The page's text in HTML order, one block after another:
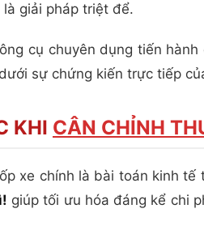
là giải pháp triệt để.
cụ chuyên dụng tiến
sự chứng kiến trực tiếp
KHI CÂN CHỈNH
xe chính là bài toán kinh
giúp tối ưu hóa đáng kể chi